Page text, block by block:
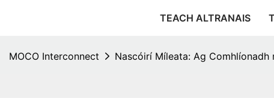
TEACH ALTRANAIS
MOCO Interconnect Nascóirí Míleata: Ag